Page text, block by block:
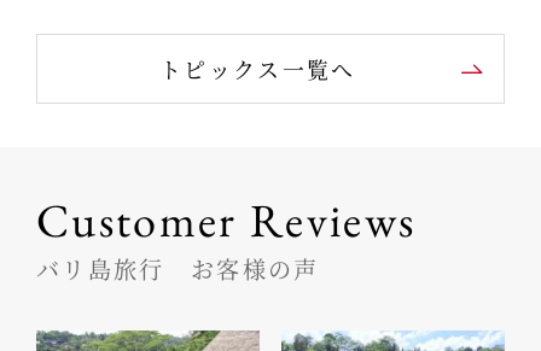
ア）
トピックス一覧へ
Customer Reviews
バリ島旅行 お客様の声